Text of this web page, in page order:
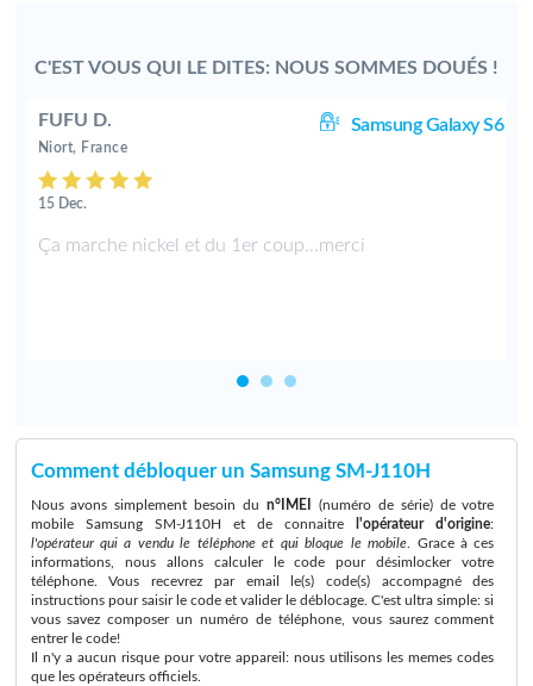
C'EST VOUS QUI LE DITES: NOUS SOMMES DOUÉS !
FUFU D. Samsung Galaxy S6
Niort, France
15 Dec.
Ça marche nickel et du 1er coup...merci
Comment débloquer un Samsung SM-J110H
Nous avons simplement besoin du n°IMEI
(numéro de série) de votre
mobile Samsung SM-J110H et de connaitre
l'opérateur d'origine:
l'opérateur qui a vendu le téléphone et qui bloque le mobile . Grace à ces
informations, nous allons calculer le code pour désimlocker votre
téléphone. Vous recevrez par email le(s) code(s) accompagné des
instructions pour saisir le code et valider le déblocage. C'est ultra simple: si
vous savez composer un numéro de téléphone, vous saurez comment
entrer le code!
Il n'y a aucun risque pour votre appareil: nous utilisons les memes codes
que les opérateurs officiels.